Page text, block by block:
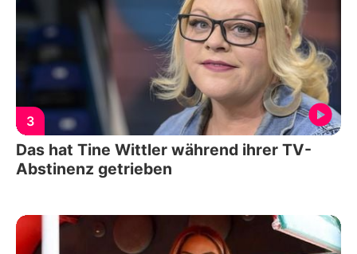
3
Das hat Tine Wittler während ihrer TV-
Abstinenz getrieben